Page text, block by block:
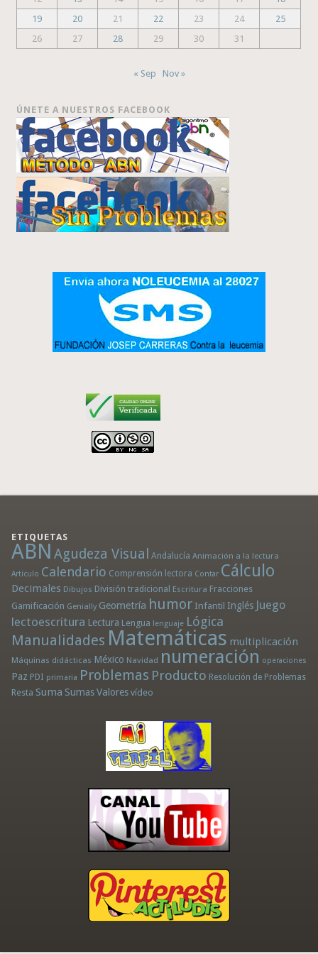
19
20 21 22 23 24
25
26
27 28 29 30 31
« Sep Nov »
ÚNETE A NUESTROS FACEBOOK
ETIQUETAS
ABN Agudeza Visual Andalucía Animación a la lectura
Artículo Calendario Comprensión lectora Contar Cálculo
Decimales Dibujos División tradicional Escritura Fracciones
Gamificación Genially Geometría humor Infantil Inglés Juego
lectoescritura Lectura Lengua lenguaje Lógica
Manualidades Matemáticas multiplicación
Máquinas didácticas México Navidad numeración operaciones
Paz PDI primaria Problemas Producto Resolución de Problemas
Resta Suma Sumas Valores vídeo